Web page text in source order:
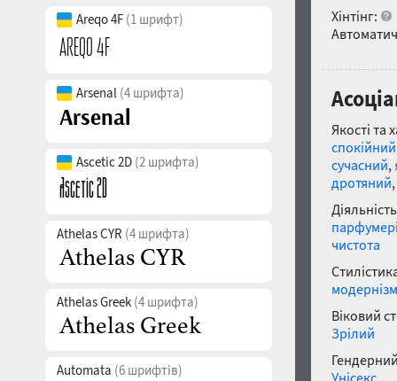
Areqo 4F (1 шрифт)
Arsenal (4 шрифта)
Ascetic 2D (2 шрифта)
Athelas CYR (4 шрифта)
Athelas Greek (4 шрифта)
Automata (6 шрифтів)
Хінтінг:
Якості та
спокійний
сучасний,
дротяний,
чистота
модернізм
Віковий
Зрілий